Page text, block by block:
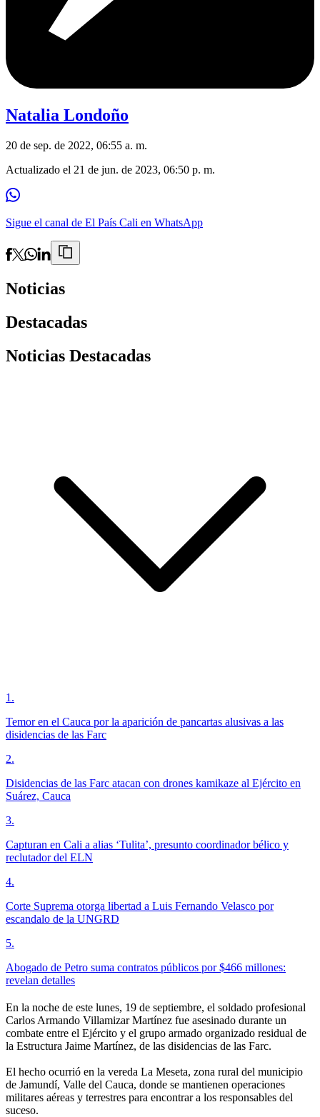
Natalia Londoño
20 de sep. de 2022, 06:55 a. m.
Actualizado el 21 de jun. de 2023, 06:50 p. m.
Sigue el canal de El País Cali en WhatsApp
Noticias
Destacadas
Noticias Destacadas
1 .
Temor en el Cauca por la aparición de pancartas alusivas a las
disidencias de las Farc
2.
Disidencias de las Farc atacan con drones kamikaze al Ejército en
Suárez, Cauca
3.
Capturan en Cali a alias ‘Tulita’, presunto coordinador bélico y
reclutador del ELN
4.
Corte Suprema otorga libertad a Luis Fernando Velasco por
escandalo de la UNGRD
5.
Abogado de Petro suma contratos públicos por $466 millones:
revelan detalles
En la noche de este lunes, 19 de septiembre, el soldado profesional
Carlos Armando Villamizar Martínez fue asesinado durante un
combate entre el Ejército y el grupo armado organizado residual de
la Estructura Jaime Martínez, de las disidencias de las Farc.
El hecho ocurrió en la vereda La Meseta, zona rural del municipio
de Jamundí, Valle del Cauca, donde se mantienen operaciones
militares aéreas y terrestres para encontrar a los responsables del
suceso.